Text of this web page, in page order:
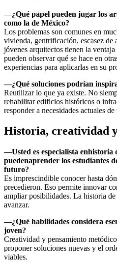
—¿Qué papel pueden jugar los
como la de México?
Los problemas son comunes en
vivienda, gentrificación, escasez de
jóvenes arquitectos tienen la ventaja
pueden observar qué se hace en
experiencias para aplicarlas en su
—¿Qué soluciones podrían
Reutilizar lo que ya existe. No
rehabilitar edificios históricos o
responder a necesidades actuales
Historia, creatividad
—Usted es especialista enhistoria
puedenaprender los estudiantes
futuro?
Es imprescindible conocer hasta
precedieron. Eso permite innovar
ampliar posibilidades. La historia
avanzar.
—¿Qué habilidades considera
joven?
Creatividad y pensamiento
proponer soluciones nuevas y el
viables.